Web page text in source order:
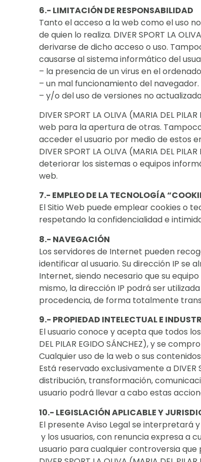
6.- LIMITACIÓN DE RESPONSABILIDAD
Tanto el acceso a la web como el uso
de quien lo realiza. DIVER SPORT LA
derivarse de dicho acceso o uso.
causarse al sistema informático del
– la presencia de un virus en el
– un mal funcionamiento del navegador.
– y/o del uso de versiones no
DIVER SPORT LA OLIVA (MARIA DEL
web para la apertura de otras.
acceder el usuario por medio de estos
DIVER SPORT LA OLIVA (MARIA DEL
deteriorar los sistemas o equipos
web.
7.- EMPLEO DE LA TECNOLOGÍA
El Sitio Web puede emplear cookies o
respetando la confidencialidad e
8.- NAVEGACIÓN
Los servidores de Internet pueden
identificar al usuario. Su dirección IP
Internet, siendo necesario que su
mismo, la dirección IP podrá ser
procedencia, de forma totalmente
9.- PROPIEDAD INTELECTUAL E
El usuario conoce y acepta que todos
DEL PILAR EGIDO SÁNCHEZ), y se
Cualquier uso de la web o sus
Está reservado exclusivamente a DIVER
distribución, transformación,
usuario podrá llevar a cabo estas
10.- LEGISLACIÓN APLICABLE Y
El presente Aviso Legal se interpretará y
y los usuarios, con renuncia expresa a
usuario para cualquier controversia que